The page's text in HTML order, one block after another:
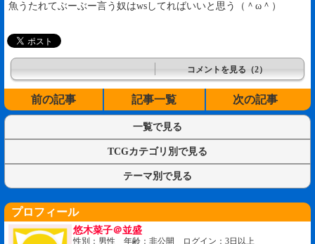
魚うたれてぶーぶー言う奴はwsしてればいいと思う（＾ω＾）
コメントを見る（2）
前の記事 記事一覧 次の記事
一覧で見る
TCGカテゴリ別で見る
テーマ別で見る
プロフィール
悠木菜子＠並盛
性別：男性 年齢：非公開 ログイン：3日以上